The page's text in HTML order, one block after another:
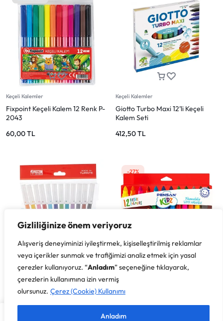
Gizliliğinize önem veriyoruz
Alışveriş deneyiminizi iyileştirmek, kişiselleştirilmiş reklamlar
veya içerikler sunmak ve trafiğimizi analiz etmek için yasal
çerezler kullanıyoruz. “Anladım” seçeneğine tıklayarak,
çerezlerin kullanımına izin vermiş
olursunuz. Çerez (Cookie) Kullanımı
Anladım
Keçeli Kalemler
Fixpoint Keçeli Kalem 12 Renk P-
2043
60,00TL
Keçeli Kalemler
Giotto Turbo Maxi 12’li Keçeli
Kalem Seti
412,50TL
Boya Kalemleri
Pensan Kidz Keçeli Boya Kalemi
12 Renk
144,00TL
-27%
Keçeli Kalemler
Pensan Kidz Yıkanabilir Jumbo
Keçeli Kalem 12 Renk
310,00TL
225,00TL